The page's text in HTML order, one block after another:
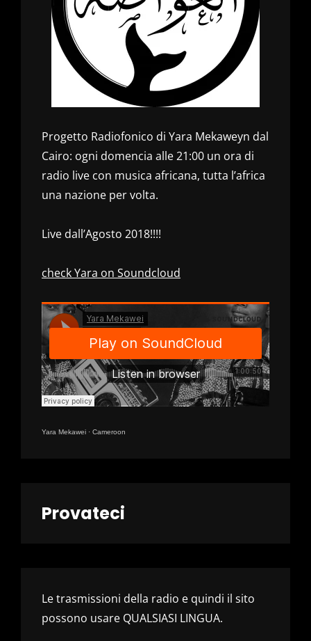
Progetto Radiofonico di Yara Mekaweyn dal
Cairo: ogni domencia alle 21:00 un ora di
radio live con musica africana, tutta l’africa
una nazione per volta.
Live dall’Agosto 2018!!!!
check Yara on Soundcloud
Yara Mekawei · Cameroon
Provateci
Le trasmissioni della radio e quindi il sito
possono usare QUALSIASI LINGUA.